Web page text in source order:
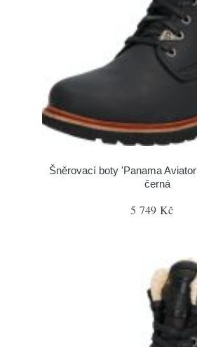
Šněrovací boty 'Panama
černá
5 749 Kč